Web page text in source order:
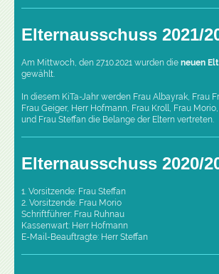
Elternausschuss 2021/
Am Mittwoch, den 27.10.2021 wurden die neuen
gewählt.
In diesem KiTa-Jahr werden Frau Albayrak, Frau
Frau Geiger, Herr Hofmann, Frau Kroll, Frau
und Frau Steffan die Belange der Eltern vertreten.
Elternausschuss 2020/
1. Vorsitzende: Frau Steffan
2. Vorsitzende: Frau Morio
Schriftführer: Frau Ruhnau
Kassenwart: Herr Hofmann
E-Mail-Beauftragte: Herr Steffan